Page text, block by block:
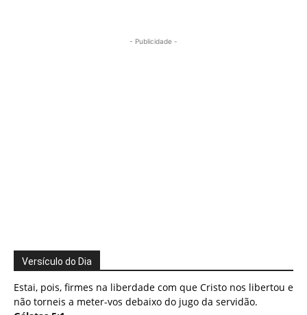
- Publicidade -
Versículo do Dia
Estai, pois, firmes na liberdade com que Cristo nos libertou e
não torneis a meter-vos debaixo do jugo da servidão.